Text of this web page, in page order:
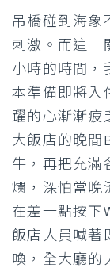
吊橋碰到海象
刺激。而這一
小時的時間，
本準備即將入
躍的心漸漸疲
大飯店的晚間
牛，再把充滿
爛，深怕當晚
在差一點按下
飯店人員喊著
喚，全大廳的